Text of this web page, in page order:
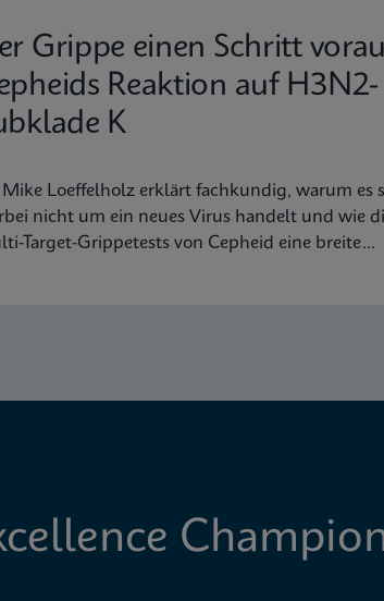
Grippe einen Schritt
Reaktion auf H3N2-
K
Mike Loeffelholz erklärt fachkundig, warum es
nicht um ein neues Virus handelt und wie
Target-Grippetests von Cepheid eine breite